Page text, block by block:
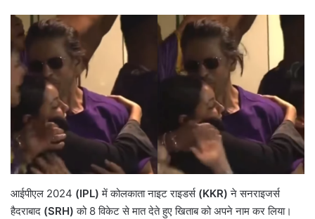
आईपीएल 2024 (IPL) में कोलकाता नाइट राइडर्स (KKR)ने सनराइजर्स
हैदराबाद (SRH) को 8 विकेट से मात देते हुए खिताब को अपने नाम कर लिया।